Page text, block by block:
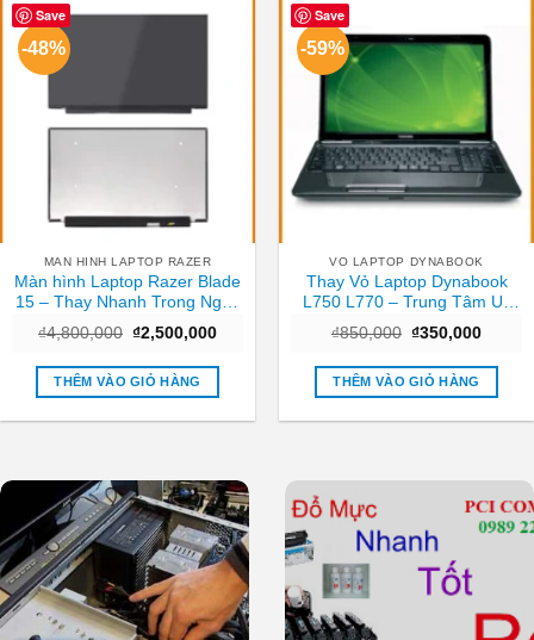
Save
-48%
MAN HINH LAPTOP RAZER
Màn hình Laptop Razer Blade
15 – Thay Nhanh Trong Ngày
₫4,800,000 Giá
là:
₫4,800,000.
₫2,500,000Giá
tại
₫2,500,000.
THÊM VÀO GIỎ HÀNG
Save
-59%
VO LAPTOP DYNABOOK
Thay Vỏ Laptop Dynabook
L750 L770 – Trung Tâm Uy
₫850,000 Giá
là:
₫850,000.
₫350,000Giá
tại
THÊM VÀO GIỎ HÀNG